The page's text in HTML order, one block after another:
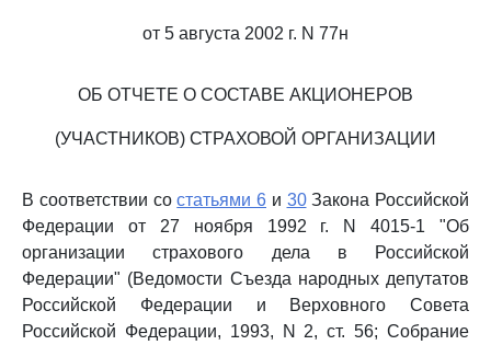
от 5 августа 2002 г. N 77н
ОБ ОТЧЕТЕ О СОСТАВЕ АКЦИОНЕРОВ
(УЧАСТНИКОВ) СТРАХОВОЙ ОРГАНИЗАЦИИ
В соответствии состатьями 6 и 30Закона Российской
Федерации от 27 ноября 1992 г. N 4015-1 "Об
организации страхового дела в Российской
Федерации" (Ведомости Съезда народных депутатов
Российской Федерации и Верховного Совета
Российской Федерации, 1993, N 2, ст. 56; Собрание